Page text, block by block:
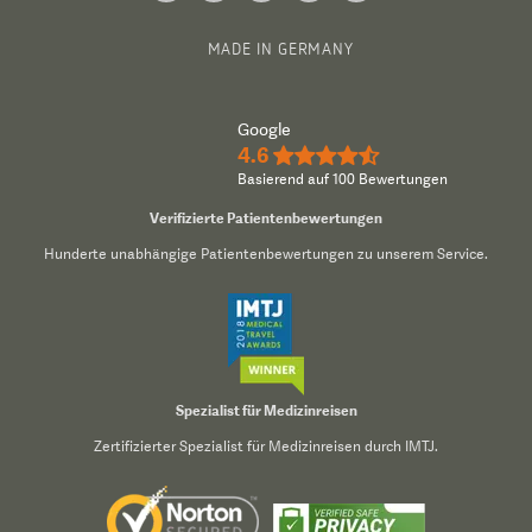
MADE IN GERMANY
Google
4.6 ★★★★½
Basierend auf 100 Bewertungen
Verifizierte Patientenbewertungen
Hunderte unabhängige Patientenbewertungen zu unserem Service.
Spezialist für Medizinreisen
Zertifizierter Spezialist für Medizinreisen durch IMTJ.